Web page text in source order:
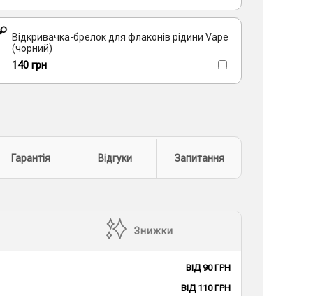
Відкривачка-брелок для флаконів рідини Vape
(чорний)
140 грн
Гарантія Відгуки Запитання
Знижки
ВІД 90 ГРН
ВІД 110 ГРН